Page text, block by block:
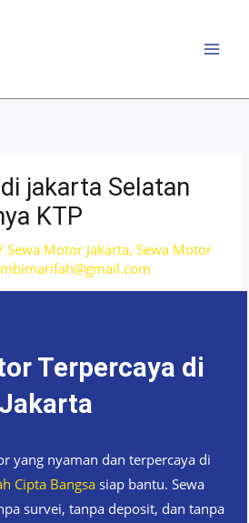
jakarta Selatan
KTP
Sewa Motor Jakarta,Sewa Motor
mbimarifah@gmail.com
Terpercaya di
Jakarta
yang nyaman dan terpercaya di
Cipta Bangsasiap bantu. Sewa
survei, tanpa deposit, dan tanpa